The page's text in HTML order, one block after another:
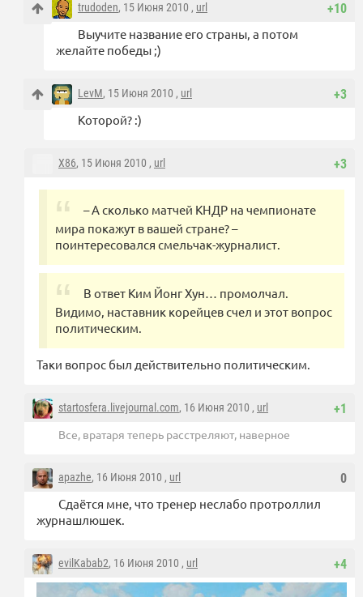
+10
trudoden, 15 Июня 2010 , url
Выучите название его страны, а потом
желайте победы ;)
+3
LevM, 15 Июня 2010 , url
Которой? :)
+3
X86, 15 Июня 2010 , url
– А сколько матчей КНДР на чемпионате
мира покажут в вашей стране? –
поинтересовался смельчак-журналист.
В ответ Ким Йонг Хун… промолчал.
Видимо, наставник корейцев счел и этот вопрос
политическим.
Таки вопрос был действительно политическим.
+1
startosfera.livejournal.com, 16 Июня 2010 , url
Все, вратаря теперь расстреляют, наверное
0
apazhe, 16 Июня 2010 , url
Сдаётся мне, что тренер неслабо протроллил
журнашлюшек.
+4
evilKabab2, 16 Июня 2010 , url